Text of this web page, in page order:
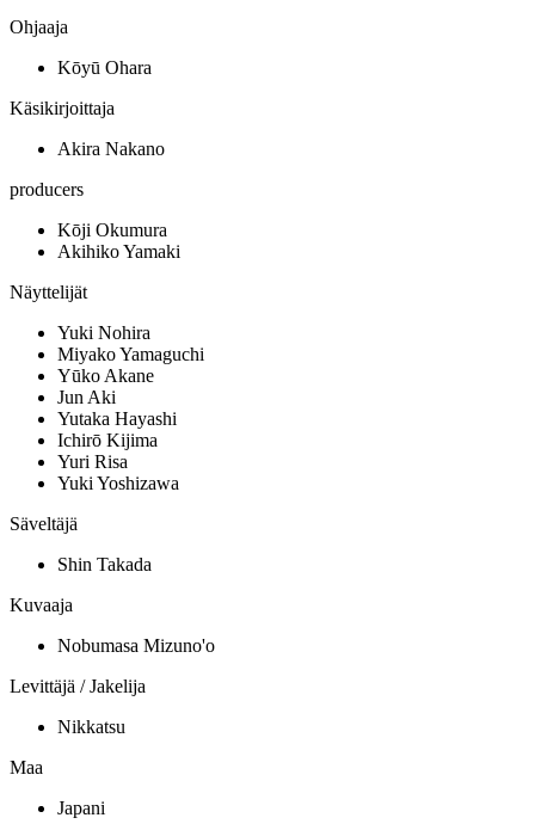
Ohjaaja
Kōyū Ohara
Käsikirjoittaja
Akira Nakano
producers
Kōji Okumura
Akihiko Yamaki
Näyttelijät
Yuki Nohira
Miyako Yamaguchi
Yūko Akane
Jun Aki
Yutaka Hayashi
Ichirō Kijima
Yuri Risa
Yuki Yoshizawa
Säveltäjä
Shin Takada
Kuvaaja
Nobumasa Mizuno'o
Levittäjä / Jakelija
Nikkatsu
Maa
Japani